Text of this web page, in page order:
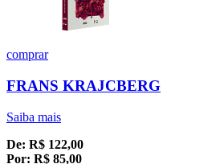
comprar
FRANS KRAJCBERG
Saiba mais
De: R$ 122,00
Por: R$ 85,00